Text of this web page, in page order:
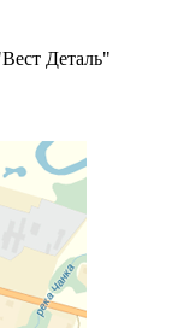
Деталь"